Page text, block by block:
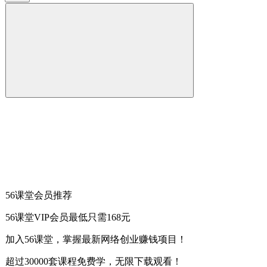
56课堂会员推荐
56课堂VIP会员最低只需168元
加入56课堂，掌握最新网络创业赚钱项目！
超过30000套课程免费学，无限下载观看！